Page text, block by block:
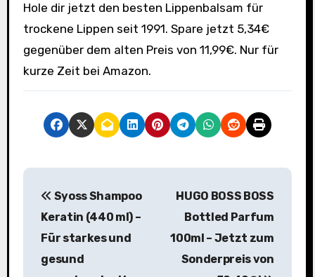
Hole dir jetzt den besten Lippenbalsam für
trockene Lippen seit 1991. Spare jetzt 5,34€
gegenüber dem alten Preis von 11,99€. Nur für
kurze Zeit bei Amazon.
B
Syoss Shampoo
Keratin (440 ml) –
Für starkes und
gesund
HUGO BOSS BOSS
Bottled Parfum
100ml – Jetzt zum
Sonderpreis von